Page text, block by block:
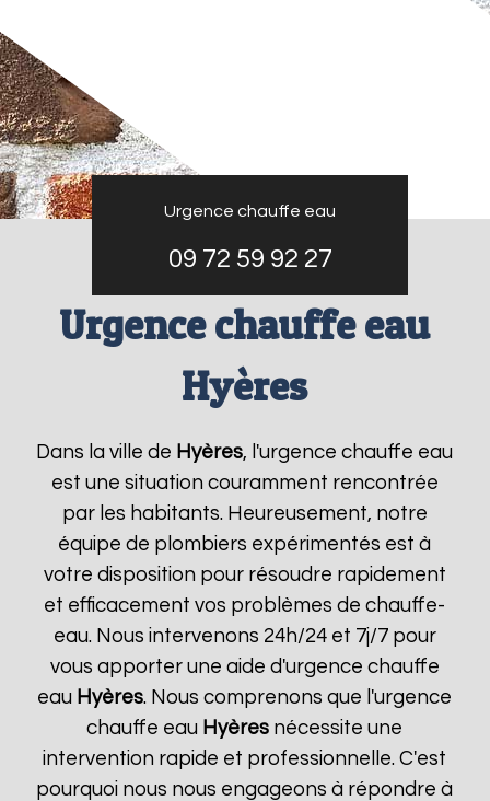
Urgence chauffe eau
09 72 59 92 27
Urgence chauffe eau
Hyères
Dans la ville de Hyères, l'urgence chauffe eau
est une situation couramment rencontrée
par les habitants. Heureusement, notre
équipe de plombiers expérimentés est à
votre disposition pour résoudre rapidement
et efficacement vos problèmes de chauffe-
eau. Nous intervenons 24h/24 et 7j/7 pour
vous apporter une aide d'urgence chauffe
eau Hyères. Nous comprenons que l'urgence
chauffe eau Hyères nécessite une
intervention rapide et professionnelle. C'est
pourquoi nous nous engageons à répondre à